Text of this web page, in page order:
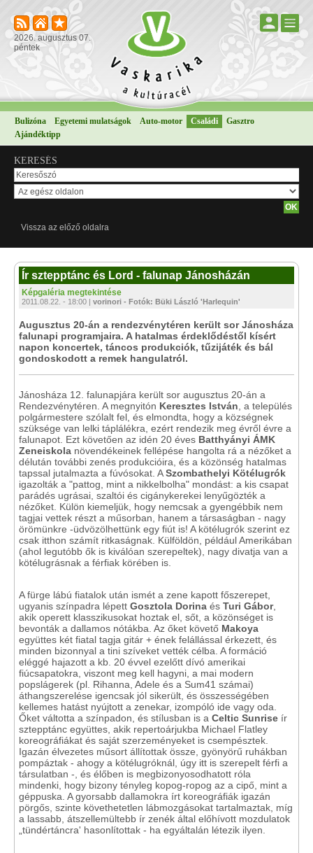
2026. augusztus 07.
péntek
Bulizóna Egyetemi mulatságok Auto-motor Családi
Gasztro
Ajándéktipp
KERESÉS
Vissza az előző oldalra
Ír sztepptánc és Lord - falunap Jánosházán
Képgaléria megtekintése
2011.08.22. - 18:00 | vorinori - Fotók: Büki László 'Harlequin'
Augusztus 20-án a rendezvénytéren került sor Jánosháza
falunapi programjaira. A hatalmas érdeklődéstől kísért
napon koncertek, táncos produkciók, tűzijáték és bál
gondoskodott a remek hangulatról.
Jánosháza 12. falunapjára került sor augusztus 20-án a
Rendezvénytéren. A megnyitón Keresztes István , a település
polgármestere szólalt fel, és elmondta, hogy a községnek
szüksége van lelki táplálékra, ezért rendezik meg évről évre a
falunapot. Ezt követően az idén 20 éves Batthyányi ÁMK
Zeneiskola növendékeinek fellépése hangolta rá a nézőket a
délután további zenés produkcióira, és a közönség hatalmas
tapssal jutalmazta a fúvósokat. ASzombathelyi Kötélugrók
igazolták a "pattog, mint a nikkelbolha" mondást: a kis csapat
parádés ugrásai, szaltói és cigánykerekei lenyűgözték a
nézőket. Külön kiemeljük, hogy nemcsak a gyengébbik nem
tagjai vettek részt a műsorban, hanem a társaságban - nagy
örömünkre -üdvözölhettünk egy fiút is! A kötélugrók szerint ez
csak itthon számít ritkaságnak. Külföldön, például Amerikában
(ahol legutóbb ők is kiválóan szerepeltek), nagy divatja van a
kötélugrásnak a férfiak körében is.
A fürge lábú fiatalok után ismét a zene kapott főszerepet,
ugyanis színpadra lépett Gosztola Dorina és Turi Gábor,
akik operett klasszikusokat hoztak el, sőt, a közönséget is
bevonták a dallamos nótákba. Az őket követő Makoya
együttes két fiatal tagja gitár + ének felállással érkezett, és
minden bizonnyal a tini szíveket vették célba. A formáció
eléggé hajazott a kb. 20 évvel ezelőtt dívó amerikai
fiúcsapatokra, viszont meg kell hagyni, a mai modern
popslágerek (pl. Rihanna, Adele és a Sum41 számai)
áthangszerelése igencsak jól sikerült, és összességében
kellemes hatást nyújtott a zenekar, izompóló ide vagy oda.
Őket váltotta a színpadon, és stílusban is a Celtic Sunrise ír
sztepptánc együttes, akik repertoárjukba Michael Flatley
koreográfiákat és saját szerzeményeket is csempésztek.
Igazán élvezetes műsort állítottak össze, gyönyörű ruhákban
pompáztak - ahogy a kötélugróknál, úgy itt is szerepelt férfi a
társulatban -, és élőben is megbizonyosodhatott róla
mindenki, hogy bizony tényleg kopog-ropog az a cipő, mint a
géppuska. A gyorsabb dallamokra írt koreográfiák igazán
pörgős, szinte követhetetlen lábmozgásokat tartalmaztak, míg
a lassabb, átszellemültebb ír zenék által előhívott mozdulatok
„tündértáncra' hasonlítottak - ha egyáltalán létezik ilyen.